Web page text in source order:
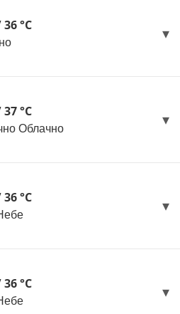
36 °C
37 °C
Облачно
36 °C
36 °C